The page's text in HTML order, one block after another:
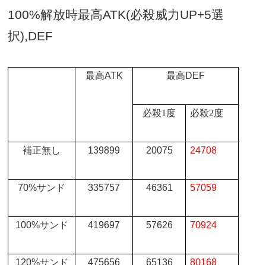
100%解放時最高ATK(必殺威力UP+5選
択),DEF
最高ATK 最高DEF
必殺1 度 必殺2度
補正無し 139899 20075 24708
70%サンド 335757 46361 57059
100%サンド 419697 57626 70924
120%サンド 475656 65136 80168